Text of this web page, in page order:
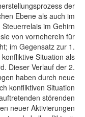
der
Ebene als auch im
im Gehirn.
von vorneherein für
im Gegensatz zur 1.
Situation als
Dieser Verlauf der 2.
haben durch neue
konfliktiven Situation
störenden
neuer Aktivierungen